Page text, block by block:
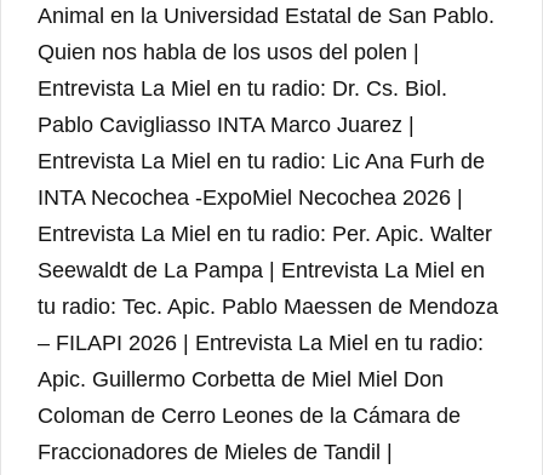
Animal en la Universidad Estatal de San Pablo.
Quien nos habla de los usos del polen |
Entrevista La Miel en tu radio: Dr. Cs. Biol.
Pablo Cavigliasso INTA Marco Juarez |
Entrevista La Miel en tu radio: Lic Ana Furh de
INTA Necochea -ExpoMiel Necochea 2026 |
Entrevista La Miel en tu radio: Per. Apic. Walter
Seewaldt de La Pampa | Entrevista La Miel en
tu radio: Tec. Apic. Pablo Maessen de Mendoza
– FILAPI 2026 | Entrevista La Miel en tu radio:
Apic. Guillermo Corbetta de Miel Miel Don
Coloman de Cerro Leones de la Cámara de
Fraccionadores de Mieles de Tandil |